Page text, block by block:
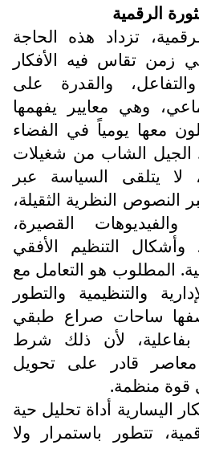
الرقمية
تزداد هذه الحاجة
زمن تقاس فيه الأفكار
والتفاعل، والقدرة على
وهي معايير يفهمها
معها يومياً في الفضاء
الجيل الشاب من شغيلات
لا يتلقى السياسة عبر
النصوص النظرية الثقيلة،
القصيرة،
وأشكال التنظيم الأفقي
المطلوب هو التعامل مع
والتنظيمية والتطور
ساحات صراع طبقي
بفاعلية، لأن ذلك شرط
قادر على تحويل
قوة منظمة.
اليسارية أداة تحليل حية
تتطور باستمرار ولا